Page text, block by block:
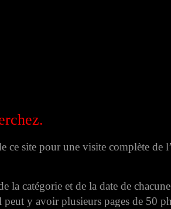
ce site pour une visite complète de
catégorie et de la date de chacune
y avoir plusieurs pages de 50